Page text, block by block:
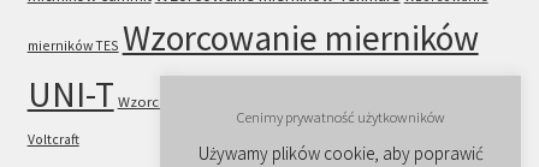
mierników TES Wzorcowanie mierników
UNI-T Wzorcowanie mierników VICTOR
Voltcraft
Cenimy prywatność użytkowników
Używamy plików cookie, aby poprawić